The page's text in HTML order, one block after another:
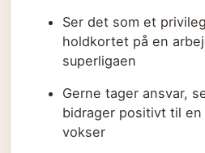
Ser det som et
holdkortet på en
superligaen
Gerne tager ansvar,
bidrager positivt til
vokser